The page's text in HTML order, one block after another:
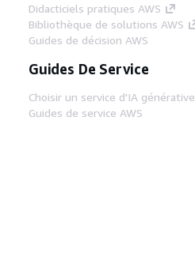
Didacticiels pratiques AWS
Bibliothèque de solutions AWS
Guides de décision AWS
Guides De Service
Choisir un service d'IA générative
Guides de service AWS